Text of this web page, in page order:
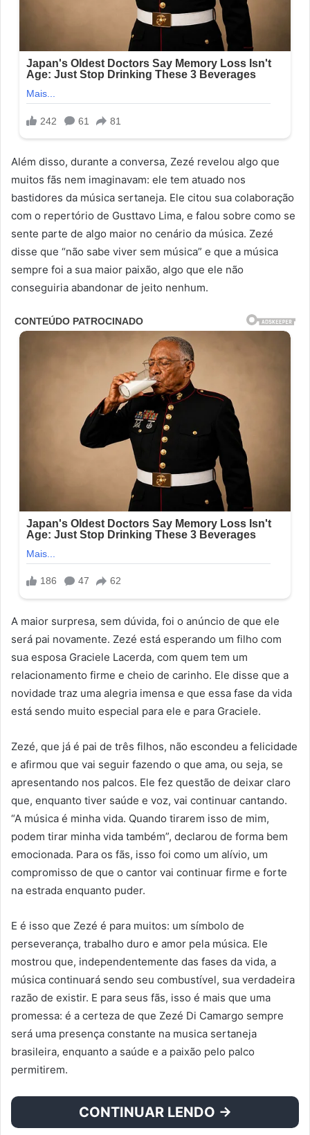
Além disso, durante a conversa, Zezé revelou algo que
muitos fãs nem imaginavam: ele tem atuado nos
bastidores da música sertaneja. Ele citou sua colaboração
com o repertório de Gusttavo Lima, e falou sobre como se
sente parte de algo maior no cenário da música. Zezé
disse que “não sabe viver sem música” e que a música
sempre foi a sua maior paixão, algo que ele não
conseguiria abandonar de jeito nenhum.
A maior surpresa, sem dúvida, foi o anúncio de que ele
será pai novamente. Zezé está esperando um filho com
sua esposa Graciele Lacerda, com quem tem um
relacionamento firme e cheio de carinho. Ele disse que a
novidade traz uma alegria imensa e que essa fase da vida
está sendo muito especial para ele e para Graciele.
Zezé, que já é pai de três filhos, não escondeu a felicidade
e afirmou que vai seguir fazendo o que ama, ou seja, se
apresentando nos palcos. Ele fez questão de deixar claro
que, enquanto tiver saúde e voz, vai continuar cantando.
“A música é minha vida. Quando tirarem isso de mim,
podem tirar minha vida também”, declarou de forma bem
emocionada. Para os fãs, isso foi como um alívio, um
compromisso de que o cantor vai continuar firme e forte
na estrada enquanto puder.
E é isso que Zezé é para muitos: um símbolo de
perseverança, trabalho duro e amor pela música. Ele
mostrou que, independentemente das fases da vida, a
música continuará sendo seu combustível, sua verdadeira
razão de existir. E para seus fãs, isso é mais que uma
promessa: é a certeza de que Zezé Di Camargo sempre
será uma presença constante na musica sertaneja
brasileira, enquanto a saúde e a paixão pelo palco
permitirem.
CONTINUAR LENDO →